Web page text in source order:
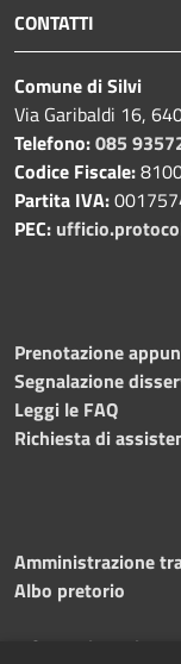
CONTATTI
Comune di Silvi
Via Garibaldi 16,
Telefono:085
Codice Fiscale:
Partita IVA:
PEC:
Prenotazione
Segnalazione
Leggi le FAQ
Richiesta di
Amministrazione
Albo pretorio
Informativa privacy